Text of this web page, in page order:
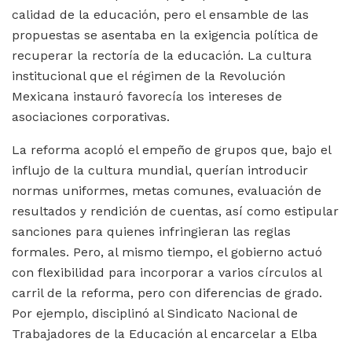
calidad de la educación, pero el ensamble de las
propuestas se asentaba en la exigencia política de
recuperar la rectoría de la educación. La cultura
institucional que el régimen de la Revolución
Mexicana instauró favorecía los intereses de
asociaciones corporativas.
La reforma acopló el empeño de grupos que, bajo el
influjo de la cultura mundial, querían introducir
normas uniformes, metas comunes, evaluación de
resultados y rendición de cuentas, así como estipular
sanciones para quienes infringieran las reglas
formales. Pero, al mismo tiempo, el gobierno actuó
con flexibilidad para incorporar a varios círculos al
carril de la reforma, pero con diferencias de grado.
Por ejemplo, disciplinó al Sindicato Nacional de
Trabajadores de la Educación al encarcelar a Elba